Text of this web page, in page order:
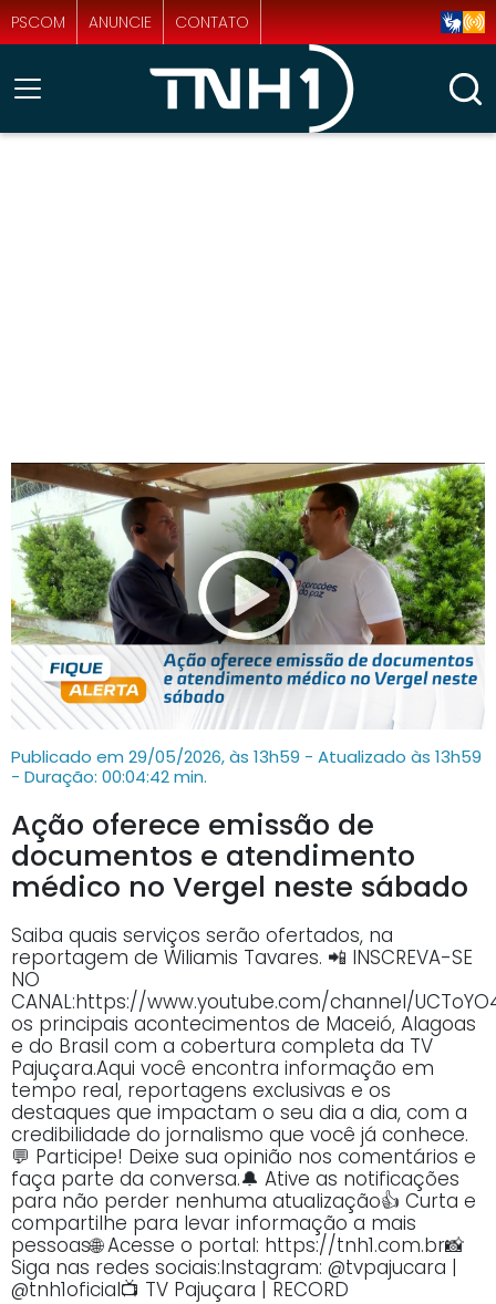
PSCOM ANUNCIE CONTATO
Publicado em 29/05/2026, às 13h59 - Atualizado às 13h59
- Duração: 00:04:42 min.
Ação oferece emissão de
documentos e atendimento
médico no Vergel neste sábado
Saiba quais serviços serão ofertados, na
reportagem de Wiliamis Tavares. 📲 INSCREVA-SE
NO
CANAL:https://www.youtube.com/channel/
os principais acontecimentos de Maceió, Alagoas
e do Brasil com a cobertura completa da TV
Pajuçara.Aqui você encontra informação em
tempo real, reportagens exclusivas e os
destaques que impactam o seu dia a dia, com a
credibilidade do jornalismo que você já conhece.
💬 Participe! Deixe sua opinião nos comentários e
faça parte da conversa.🔔 Ative as notificações
para não perder nenhuma atualização👍 Curta e
compartilhe para levar informação a mais
pessoas🌐 Acesse o portal: https://tnh1.com.br📸
Siga nas redes sociais:Instagram: @tvpajucara |
@tnh1oficial📺 TV Pajuçara | RECORD